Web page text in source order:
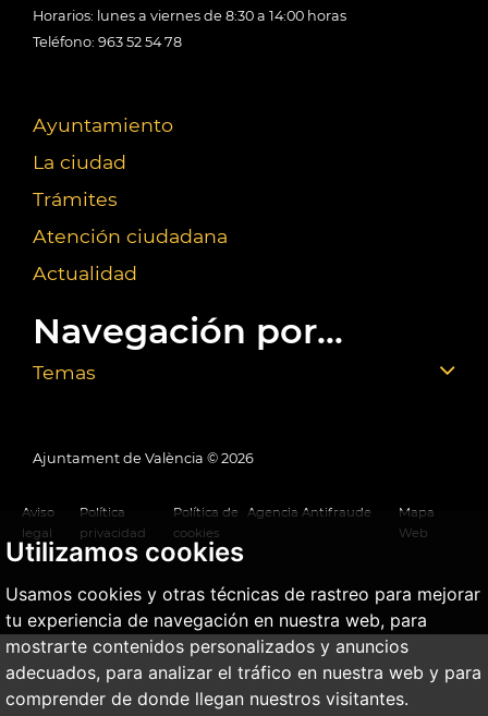
Utilizamos cookies
Usamos cookies y otras técnicas de rastreo para mejorar
tu experiencia de navegación en nuestra web, para
mostrarte contenidos personalizados y anuncios
adecuados, para analizar el tráfico en nuestra web y para
comprender de donde llegan nuestros visitantes.
Horarios: lunes a viernes de 8:30 a 14:00 horas
Teléfono: 963 52 54 78
Ayuntamiento
La ciudad
Trámites
Atención ciudadana
Actualidad
Navegación por...
Temas
Ajuntament de València © 2026
Aviso
legal
Política
privacidad
Política de
cookies
Agencia Antifraude
Mapa
Web